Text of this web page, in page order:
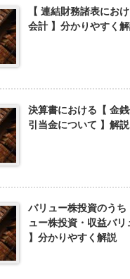
【 連結財務諸表にお
会計 】分かりやすく
決算書における【 金
引当金について 】解
バリュー株投資のうち
ュー株投資・収益バリ
】分かりやすく解説